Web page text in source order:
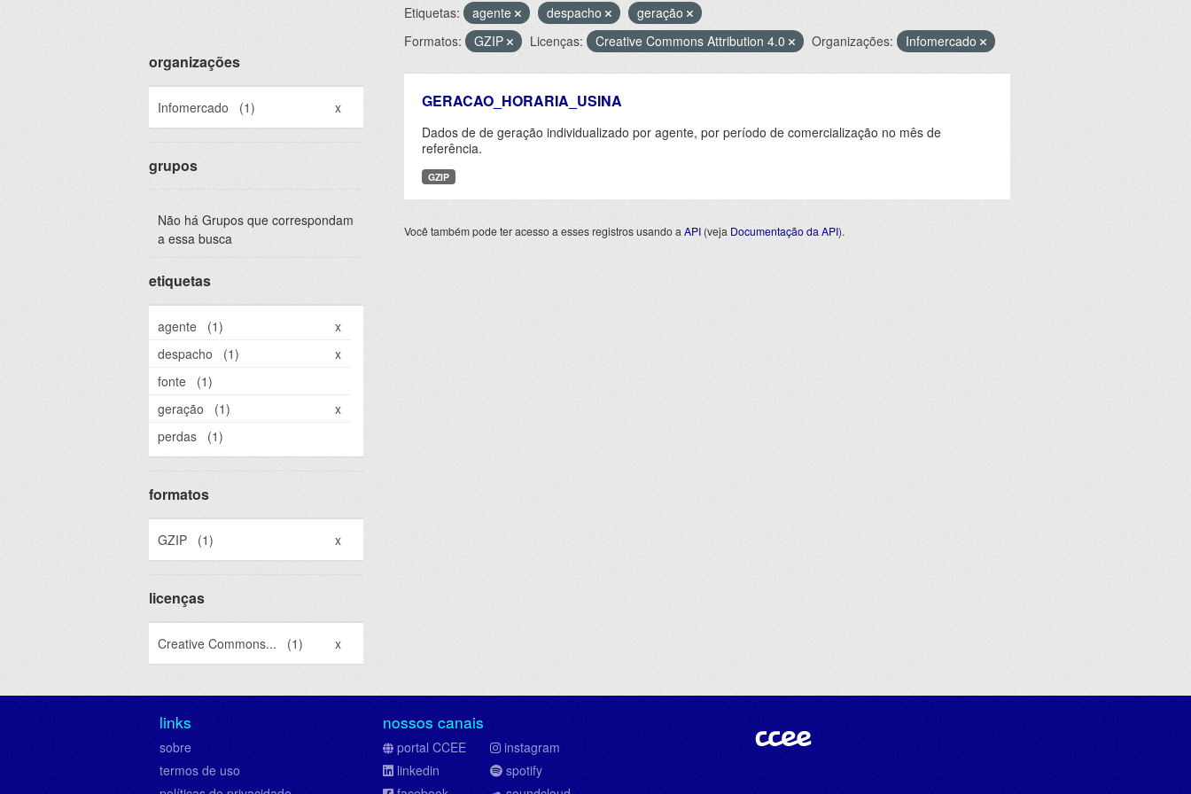
organizações
Infomercado (1) x
grupos
Não há Grupos que correspondam
a essa busca
etiquetas
agente (1)
x
despacho
(1)
x
fonte
(1)
geração
(1)
x
perdas
(1)
formatos
GZIP (1) x
licenças
Creative Commons... (1) x
Etiquetas: agente despacho
geração
Formatos:
GZIP Licenças: Creative Commons Attribution 4.0 Organizações: Infomercado
GERACAO_HORARIA_USINA
Dados de de geração individualizado por agente, por período de comercialização no mês de
referência.
GZIP
Você também pode ter acesso a esses registros usando a API (veja Documentação da API).
links
sobre
termos de uso
nossos canais
portal CCEE
linkedin
instagram
spotify